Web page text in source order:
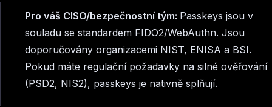
Pro váš CISO/bezpečnostní tým: Passkeys jsou v
souladu se standardem FIDO2/WebAuthn. Jsou
doporučovány organizacemi NIST, ENISA a BSI.
Pokud máte regulační požadavky na silné ověřování
(PSD2, NIS2), passkeys je nativně splňují.